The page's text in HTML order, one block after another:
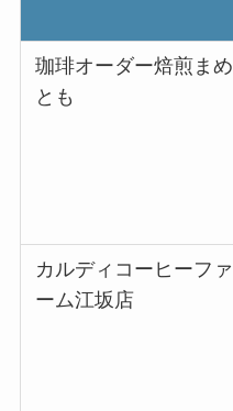
珈琲オーダー焙煎まめ
とも
カルディコーヒーファ
ーム江坂店